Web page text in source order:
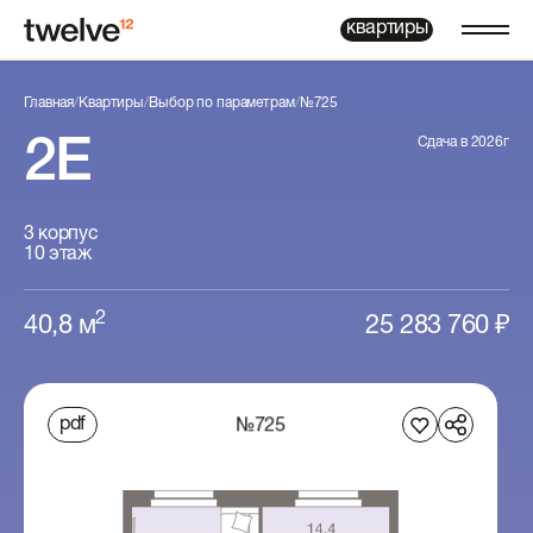
квартиры
Главная/Квартиры/Выбор по параметрам/№725
Двухкомнатная
2Е Сдача в 2026г
3 корпус
10 этаж
40,8 м2 25 283 760 ₽
№725
pdf